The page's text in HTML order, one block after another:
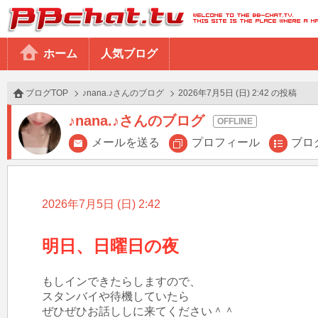
BBchatTV
ホーム 人気ブログ
ブログTOP ♪nana.♪さんのブログ 2026年7月5日 (日) 2:42 の投稿
♪nana.♪さんのブログ
メールを送る プロフィール ブロ
2026年7月5日 (日) 2:42
明日、日曜日の夜
もしインできたらしますので、
スタンバイや待機していたら
ぜひぜひお話ししに来てください＾＾